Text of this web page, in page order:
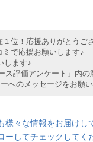
位！応援ありがとうご
で応援お願いします♪
します♪
ス評価アンケート」内の
へのメッセージをお願
様々な情報をお届けし
ーしてチェックしてく